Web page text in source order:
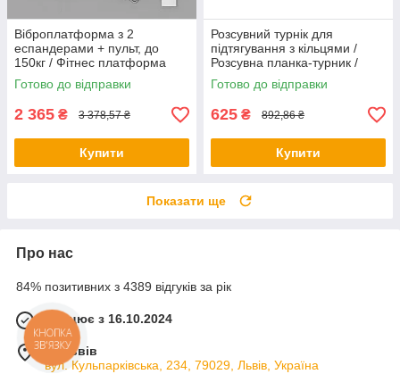
Віброплатформа з 2
еспандерами + пульт, до
150кг / Фітнес платформа
для вправ на все тіло
Готово до відправки
2 365 ₴ 3 378,57 ₴
Купити
Розсувний турнік для
підтягування з кільцями /
Розсувна планка-турник /
Турнік у дверний отвір
Готово до відправки
625 ₴ 892,86 ₴
Купити
Показати ще
Про нас
84% позитивних з 4389 відгуків за рік
Працює з 16.10.2024
м. Львів
вул. Кульпарківська, 234, 79029, Львів, Україна
КНОПКА
ЗВ'ЯЗКУ